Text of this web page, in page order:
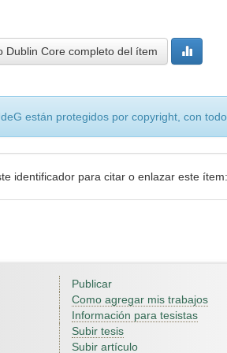
Dublin Core completo del ítem
están protegidos por copyright, con
identificador para citar o enlazar este ítem:
Publicar
Como agregar mis trabajos
Información para tesistas
Subir tesis
Subir artículo